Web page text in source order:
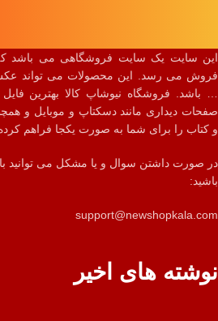
این سایت یک سایت فروشگاهی می باشد
فروش می رسد. این محصولات می تواند
… باشد. فروشگاه نیوشاپ کالا بهترین
صفحات دیداری مانند دسکتاپ و موبایل و
و کتاب را برای شما به صورت یکجا فراهم
در صورت داشتن سوال و یا مشکل می توانید با
باشید:
support@newshopkala.com
نوشته های اخیر